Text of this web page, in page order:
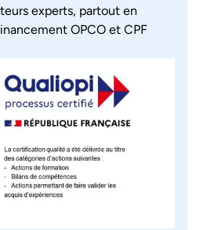
experts, partout en
OPCO et CPF